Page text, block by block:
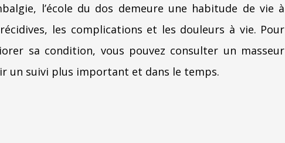
l’école du dos demeure une habitude de vie à
les complications et les douleurs à vie. Pour
sa condition, vous pouvez consulter un masseur
un suivi plus important et dans le temps.